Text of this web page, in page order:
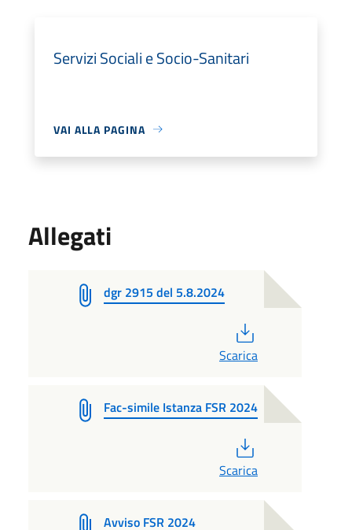
Servizi Sociali e Socio-Sanitari
VAI ALLA PAGINA
Allegati
dgr 2915 del 5.8.2024
Scarica
Fac-simile Istanza FSR 2024
Scarica
Avviso FSR 2024